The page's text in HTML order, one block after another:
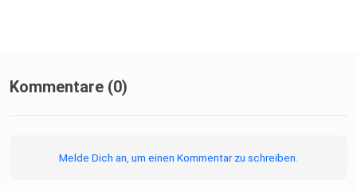
Kommentare (0)
Melde Dich an, um einen Kommentar zu schreiben.